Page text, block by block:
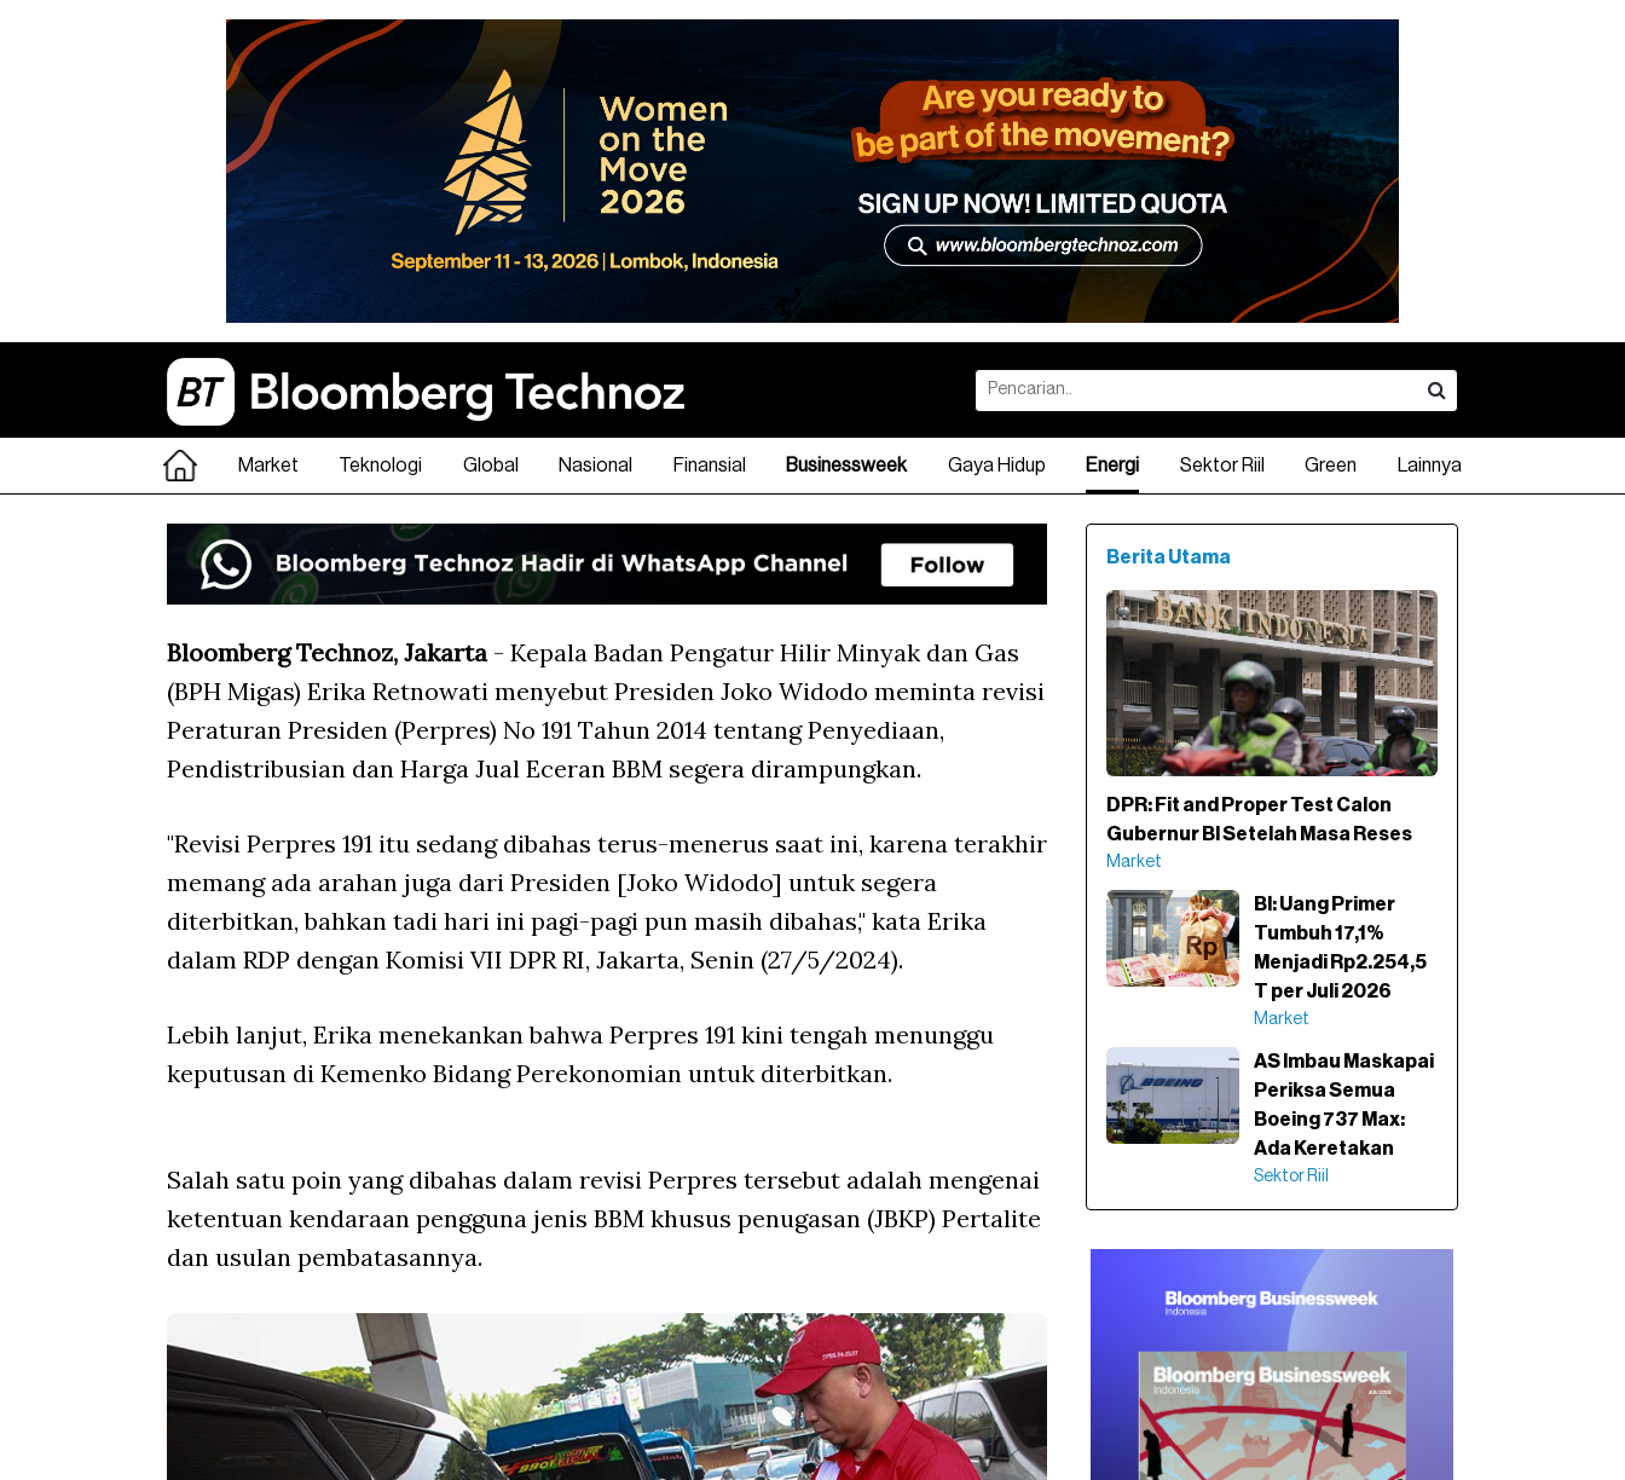
Market Teknologi Global Nasional Finansial Businessweek Gaya Hidup Energi Sektor Riil Green Lainnya
Bloomberg Technoz, Jakarta- Kepala Badan Pengatur Hilir Minyak dan Gas
(BPH Migas) Erika Retnowati menyebut Presiden Joko Widodo meminta revisi
Peraturan Presiden (Perpres) No 191 Tahun 2014 tentang Penyediaan,
Pendistribusian dan Harga Jual Eceran BBM segera dirampungkan.
"Revisi Perpres 191 itu sedang dibahas terus-menerus saat ini, karena terakhir
memang ada arahan juga dari Presiden [Joko Widodo] untuk segera
diterbitkan, bahkan tadi hari ini pagi-pagi pun masih dibahas," kata Erika
dalam RDP dengan Komisi VII DPR RI, Jakarta, Senin (27/5/2024).
Lebih lanjut, Erika menekankan bahwa Perpres 191 kini tengah menunggu
keputusan di Kemenko Bidang Perekonomian untuk diterbitkan.
Salah satu poin yang dibahas dalam revisi Perpres tersebut adalah mengenai
ketentuan kendaraan pengguna jenis BBM khusus penugasan (JBKP) Pertalite
dan usulan pembatasannya.
Berita Utama
DPR: Fit and Proper Test Calon
Gubernur BI Setelah Masa Reses
Market
BI: Uang Primer
Tumbuh 17,1%
Menjadi Rp2.254,5
T per Juli 2026
Market
AS Imbau Maskapai
Periksa Semua
Boeing 737 Max:
Ada Keretakan
Sektor Riil